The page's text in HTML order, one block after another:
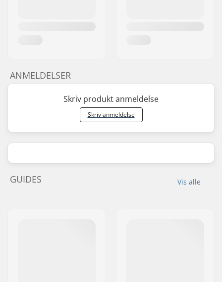
ANMELDELSER
Skriv produkt anmeldelse
Skriv anmeldelse
Vis alle
GUIDES